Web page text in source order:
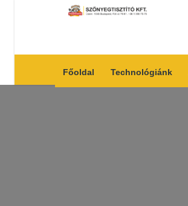
Főoldal Technológiánk